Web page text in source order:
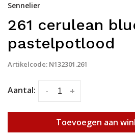
Sennelier
261 cerulean
pastelpotlood
Artikelcode: N132301.261
Aantal: +
-
Toevoegen aan